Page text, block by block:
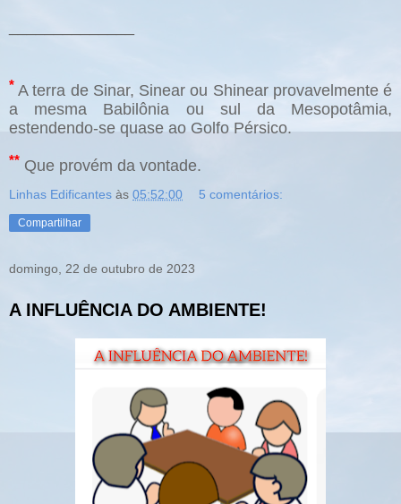
* A terra de Sinar, Sinear ou Shinearprovavelmente é
a mesma Babilônia ou sul da Mesopotâmia,
estendendo-se quase ao Golfo Pérsico.
** Que provém da vontade.
Linhas Edificantes às 05:52:00 5 comentários:
Compartilhar
domingo, 22 de outubro de 2023
A INFLUÊNCIA DO AMBIENTE!